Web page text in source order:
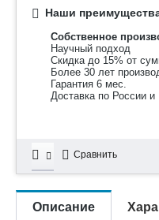
Наши
Собственное
Научный подход
Скидка до 15% от
Более 30 лет
Гарантия 6 мес.
Доставка по России
Сравнить
Описание